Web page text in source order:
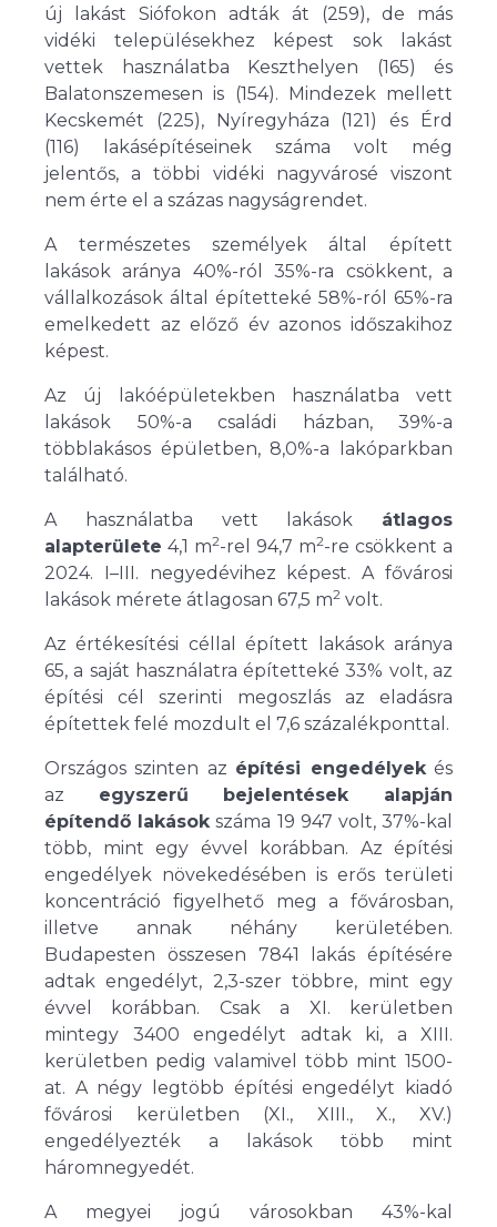
új lakást Siófokon adták át (259), de más
vidéki településekhez képest sok lakást
vettek használatba Keszthelyen (165) és
Balatonszemesen is (154). Mindezek mellett
Kecskemét (225), Nyíregyháza (121) és Érd
(116) lakásépítéseinek száma volt még
jelentős, a többi vidéki nagyvárosé viszont
nem érte el a százas nagyságrendet.
A természetes személyek által épített
lakások aránya 40%-ról 35%-ra csökkent, a
vállalkozások által építetteké 58%-ról 65%-ra
emelkedett az előző év azonos időszakihoz
képest.
Az új lakóépületekben használatba vett
lakások 50%-a családi házban, 39%-a
többlakásos épületben, 8,0%-a lakóparkban
található.
A használatba vett lakások átlagos
alapterülete 4,1 m2-rel 94,7 m2-re csökkent a
2024. I–III. negyedévihez képest. A fővárosi
lakások mérete átlagosan 67,5 m2 volt.
Az értékesítési céllal épített lakások aránya
65, a saját használatra építetteké 33% volt, az
építési cél szerinti megoszlás az eladásra
építettek felé mozdult el 7,6 százalékponttal.
Országos szinten az építési engedélyekés
az egyszerű bejelentések alapján
építendő lakásokszáma 19 947 volt, 37%-kal
több, mint egy évvel korábban. Az építési
engedélyek növekedésében is erős területi
koncentráció figyelhető meg a fővárosban,
illetve annak néhány kerületében.
Budapesten összesen 7841 lakás építésére
adtak engedélyt, 2,3-szer többre, mint egy
évvel korábban. Csak a XI. kerületben
mintegy 3400 engedélyt adtak ki, a XIII.
kerületben pedig valamivel több mint 1500-
at. A négy legtöbb építési engedélyt kiadó
fővárosi kerületben (XI., XIII., X., XV.)
engedélyezték a lakások több mint
háromnegyedét.
A megyei jogú városokban 43%-kal